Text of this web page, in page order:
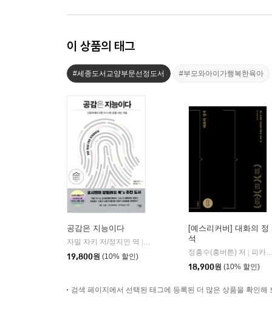
이 상품의 태그
#세종도서교양부문선정도서 #부모와아이가행복한육아
공감은 지능이다
자밀 자키 저/정지인 역
심심
19,800원 (10% 할인)
[예스리커버] 대화의 정
석
정흥수(흥버튼) 저
피카(FIKA)
18,900원 (10% 할인)
검색 페이지에서 선택된 태그에 등록된 더 많은 상품을 확인해